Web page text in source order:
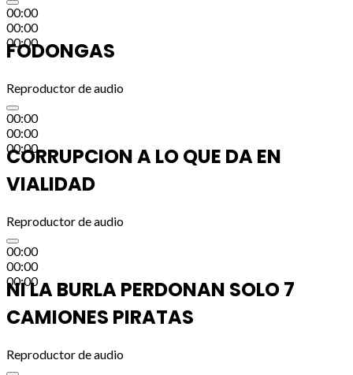
00:00
00:00
00:00
FODONGAS
Reproductor de audio
00:00
00:00
00:00
CORRUPCION A LO QUE DA EN
VIALIDAD
Reproductor de audio
00:00
00:00
00:00
NI LA BURLA PERDONAN SOLO 7
CAMIONES PIRATAS
Reproductor de audio